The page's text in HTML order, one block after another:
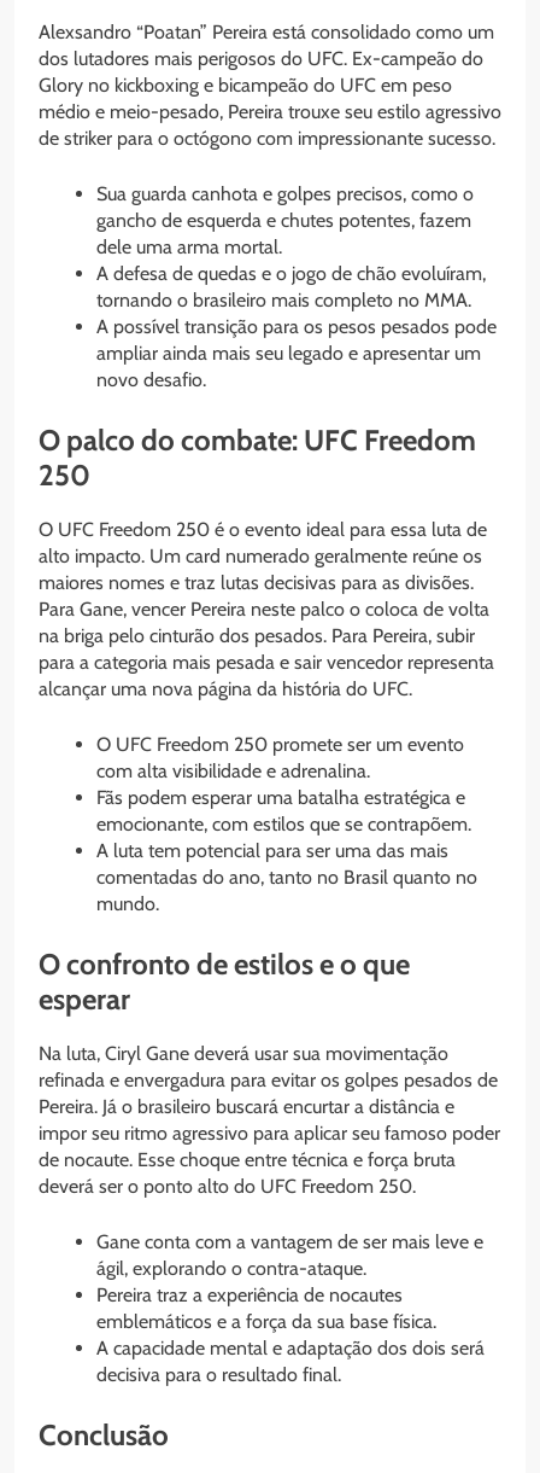
Alexsandro “Poatan” Pereira está consolidado como um
dos lutadores mais perigosos do UFC. Ex-campeão do
Glory no kickboxing e bicampeão do UFC em peso
médio e meio-pesado, Pereira trouxe seu estilo agressivo
de striker para o octógono com impressionante sucesso.
Sua guarda canhota e golpes precisos, como o
gancho de esquerda e chutes potentes, fazem
dele uma arma mortal.
A defesa de quedas e o jogo de chão evoluíram,
tornando o brasileiro mais completo no MMA.
A possível transição para os pesos pesados pode
ampliar ainda mais seu legado e apresentar um
novo desafio.
O palco do combate: UFC Freedom
250
O UFC Freedom 250 é o evento ideal para essa luta de
alto impacto. Um card numerado geralmente reúne os
maiores nomes e traz lutas decisivas para as divisões.
Para Gane, vencer Pereira neste palco o coloca de volta
na briga pelo cinturão dos pesados. Para Pereira, subir
para a categoria mais pesada e sair vencedor representa
alcançar uma nova página da história do UFC.
O UFC Freedom 250 promete ser um evento
com alta visibilidade e adrenalina.
Fãs podem esperar uma batalha estratégica e
emocionante, com estilos que se contrapõem.
A luta tem potencial para ser uma das mais
comentadas do ano, tanto no Brasil quanto no
mundo.
O confronto de estilos e o que
esperar
Na luta, Ciryl Gane deverá usar sua movimentação
refinada e envergadura para evitar os golpes pesados de
Pereira. Já o brasileiro buscará encurtar a distância e
impor seu ritmo agressivo para aplicar seu famoso poder
de nocaute. Esse choque entre técnica e força bruta
deverá ser o ponto alto do UFC Freedom 250.
Gane conta com a vantagem de ser mais leve e
ágil, explorando o contra-ataque.
Pereira traz a experiência de nocautes
emblemáticos e a força da sua base física.
A capacidade mental e adaptação dos dois será
decisiva para o resultado final.
Conclusão